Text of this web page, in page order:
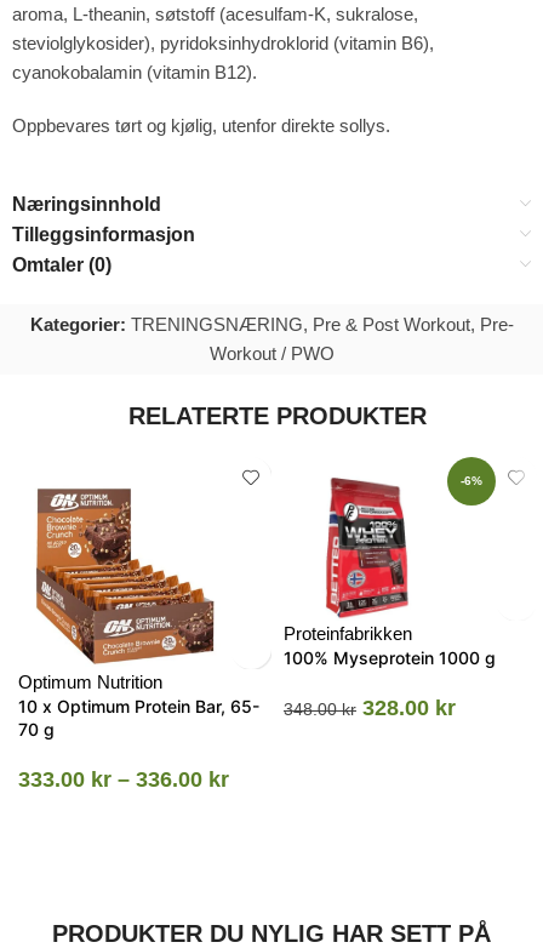
aroma, L-theanin, søtstoff (acesulfam-K, sukralose,
steviolglykosider), pyridoksinhydroklorid (vitamin B6),
cyanokobalamin (vitamin B12).
Oppbevares tørt og kjølig, utenfor direkte sollys.
Næringsinnhold
Tilleggsinformasjon
Omtaler (0)
Kategorier: TRENINGSNÆRING, Pre & Post Workout, Pre-
Workout / PWO
RELATERTE PRODUKTER
Optimum Nutrition
10 x Optimum Protein Bar, 65-
70 g
333.00 kr – 336.00 kr
-6%
Proteinfabrikken
100% Myseprotein 1000 g
348.00kr 328.00 kr
PRODUKTER DU NYLIG HAR SETT PÅ